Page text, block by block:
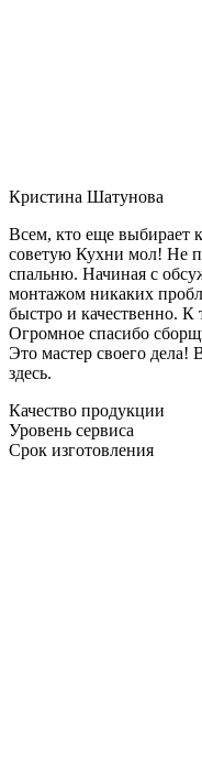
Кристина Шатунова
Всем, кто еще выбирает
советую Кухни мол! Не
спальню. Начиная с
монтажом никаких
быстро и качественно.
Огромное спасибо
Это мастер своего дела!
здесь.
Качество продукции
Уровень сервиса
Срок изготовления